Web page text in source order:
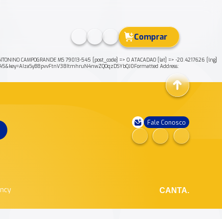
Comprar
CAMPOGRANDE MS 79013-545 [post_code] => O ATACADAO [lat] => -20.4217626 [lng]
Address:
Fale Conosco
CANTA.